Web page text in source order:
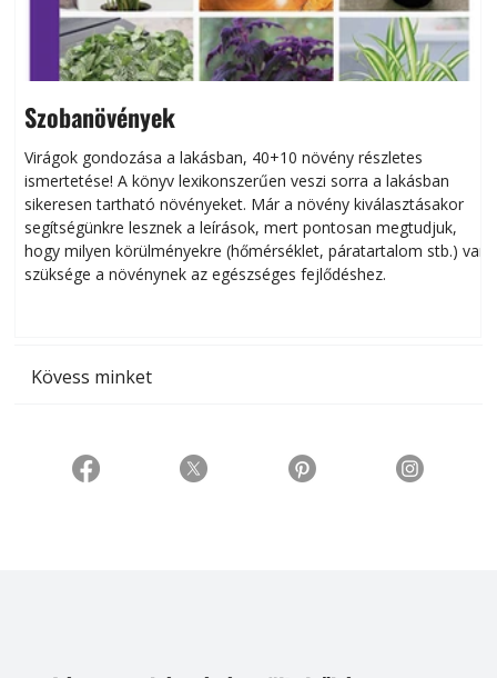
Szobanövények
Virágok gondozása a lakásban, 40+10 növény részletes
ismertetése! A könyv lexikonszerűen veszi sorra a lakásban
sikeresen tart­ha­tó növényeket. Már a növény kiválasztásakor
segítségünkre lesznek a leírások, mert pontosan megtudjuk,
hogy milyen körülményekre (hőmérséklet, páratartalom stb.) van
szüksége a növénynek az egészséges fejlődéshez.
Kövess minket